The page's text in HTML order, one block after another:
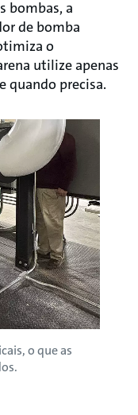
bombas, a
de bomba
o
utilize apenas
quando precisa.
o que as